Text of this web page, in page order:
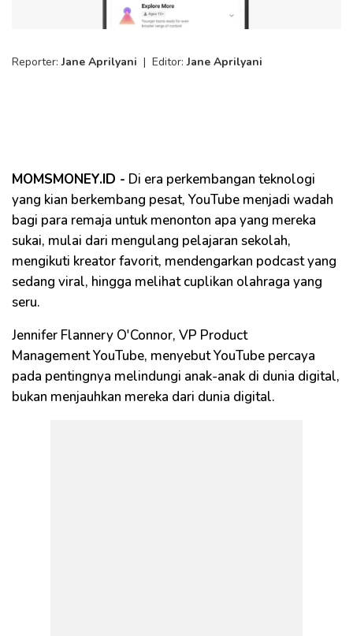
Reporter:Jane Aprilyani | Editor:Jane Aprilyani
MOMSMONEY.ID - Di era perkembangan teknologi
yang kian berkembang pesat, YouTube menjadi wadah
bagi para remaja untuk menonton apa yang mereka
sukai, mulai dari mengulang pelajaran sekolah,
mengikuti kreator favorit, mendengarkan podcast yang
sedang viral, hingga melihat cuplikan olahraga yang
seru.
Jennifer Flannery O'Connor, VP Product
Management YouTube, menyebut YouTube percaya
pada pentingnya melindungi anak-anak di dunia digital,
bukan menjauhkan mereka dari dunia digital.